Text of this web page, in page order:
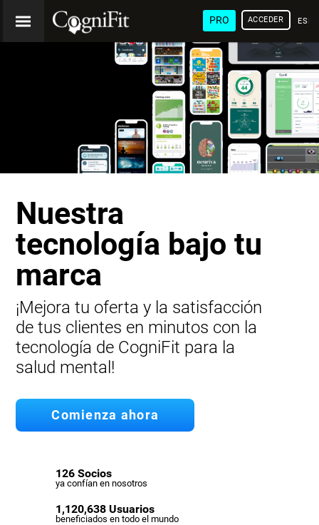
PRO ACCEDER
Nuestra
tecnología bajo tu
marca
¡Mejora tu oferta y la satisfacción
de tus clientes en minutos con la
tecnología de CogniFit para la
salud mental!
Comienza ahora
126 Socios
ya confían en nosotros
1,120,638 Usuarios
beneficiados en todo el mundo